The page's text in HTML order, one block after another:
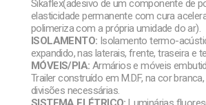
Sikaflex(adesivo de um componente de
elasticidade permanente com cura
polimeriza com a própria umidade do ar).
ISOLAMENTO: Isolamento termo-
expandido, nas laterais, frente, traseira e
MÓVEIS/PIA: Armários e móveis
Trailer construído em M.D.F, na cor
divisões necessárias.